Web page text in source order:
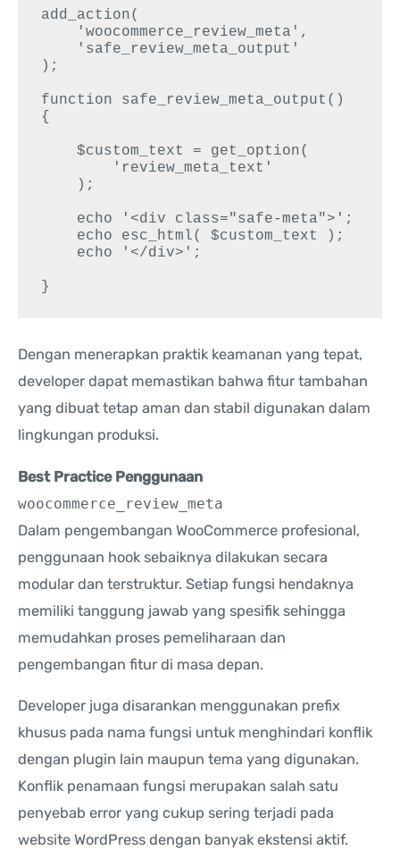
add_action(
);
function safe_review_meta_output()
{
    $custom_text = get_option(
Dengan menerapkan praktik keamanan yang tepat,
developer dapat memastikan bahwa fitur tambahan
yang dibuat tetap aman dan stabil digunakan dalam
lingkungan produksi.
Best Practice Penggunaan
woocommerce_review_meta
Dalam pengembangan WooCommerce profesional,
penggunaan hook sebaiknya dilakukan secara
modular dan terstruktur. Setiap fungsi hendaknya
memiliki tanggung jawab yang spesifik sehingga
memudahkan proses pemeliharaan dan
pengembangan fitur di masa depan.
Developer juga disarankan menggunakan prefix
khusus pada nama fungsi untuk menghindari konflik
dengan plugin lain maupun tema yang digunakan.
Konflik penamaan fungsi merupakan salah satu
penyebab error yang cukup sering terjadi pada
website WordPress dengan banyak ekstensi aktif.